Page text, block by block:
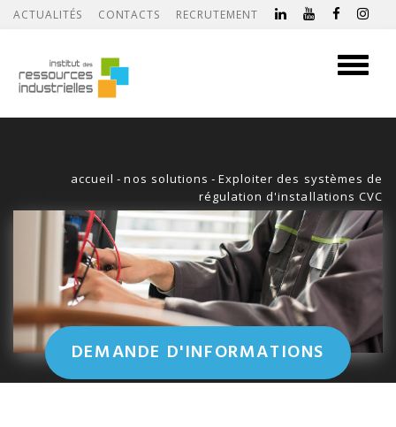
ACTUALITÉS CONTACTS RECRUTEMENT
Toggle
accueil -nos solutions - Exploiter des systèmes de
régulation d'installations CVC
DEMANDE D'INFORMATIONS